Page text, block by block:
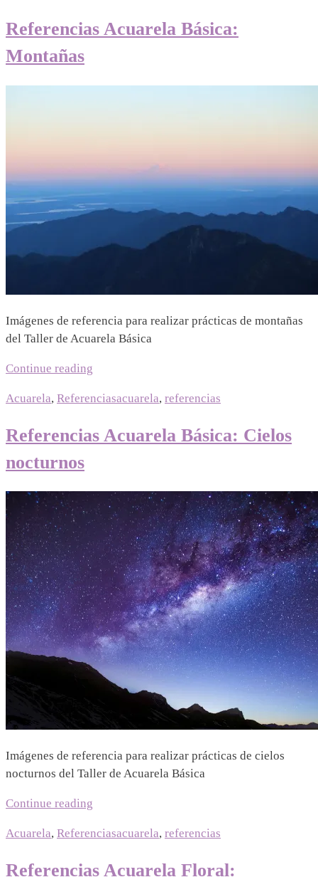
Acuarela”
Referencias Acuarela Básica:
Montañas
Imágenes de referencia para realizar prácticas de montañas
del Taller de Acuarela Básica
Continue reading
Acuarela, Referenciasacuarela, referencias
Referencias Acuarela Básica: Cielos
nocturnos
06/06/2023 12/07/2026
Mariel
Imágenes de referencia para realizar prácticas de cielos
nocturnos del Taller de Acuarela Básica
Continue reading
Acuarela, Referenciasacuarela, referencias
Referencias Acuarela Floral: